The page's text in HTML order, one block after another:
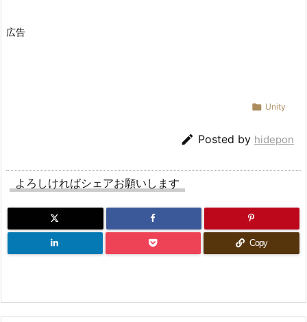
広告
 Unity
 Posted by hidepon
よろしければシェアお願いします
Copy